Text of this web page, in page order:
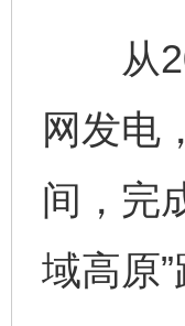
从
网发电
间，完
域高原”